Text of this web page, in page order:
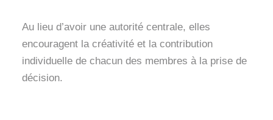
Au lieu d’avoir une autorité centrale, elles
encouragent la créativité et la contribution
individuelle de chacun des membres à la prise de
décision.